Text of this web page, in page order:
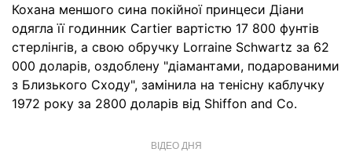
Кохана меншого сина покійної принцеси Діани
одягла її годинник Cartier вартістю 17 800 фунтів
стерлінгів, а свою обручку Lorraine Schwartz за 62
000 доларів, оздоблену "діамантами, подарованими
з Близького Сходу", замінила на тенісну каблучку
1972 року за 2800 доларів від Shiffon and Co.
ВІДЕО ДНЯ